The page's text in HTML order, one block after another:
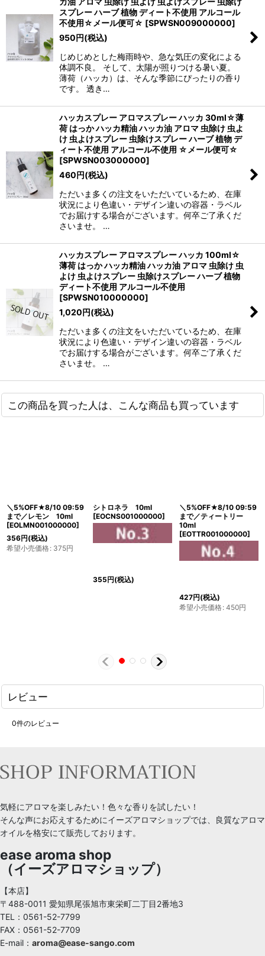
スプレー ハーブ 植物 ディート不使用 アルコール
不使用☆メール便可☆ [SPWSN009000000]
950円(税込)
じめじめとした梅雨時や、急な気圧の変化による
体調不良。 そして、太陽が照りつける暑い夏。
薄荷（ハッカ）は、そんな季節にぴったりの香り
です。 透き…
ハッカスプレー アロマスプレー ハッカ 30ml☆薄
荷 はっか ハッカ精油 ハッカ油 アロマ 虫除け 虫よ
け 虫よけスプレー 虫除けスプレー ハーブ 植物 デ
ィート不使用 アルコール不使用 ☆メール便可☆
[SPWSN003000000]
460円(税込)
ただいま多くの注文をいただいているため、在庫
状況により色違い・デザイン違いの容器・ラベル
でお届けする場合がございます。何卒ご了承くだ
さいませ。 …
ハッカスプレー アロマスプレー ハッカ 100ml☆
薄荷 はっか ハッカ精油 ハッカ油 アロマ 虫除け 虫
よけ 虫よけスプレー 虫除けスプレー ハーブ 植物
ディート不使用 アルコール不使用
[SPWSN010000000]
1,020円(税込)
ただいま多くの注文をいただいているため、在庫
状況により色違い・デザイン違いの容器・ラベル
でお届けする場合がございます。何卒ご了承くだ
さいませ。 …
この商品を買った人は、こんな商品も買っています
＼5%OFF★8/10 09:59
まで／レモン 10ml
[EOLMN001000000]
356円(税込)
希望小売価格: 375円
シトロネラ 10ml
[EOCNS001000000]
355円(税込)
＼5%OFF★8/10 09:59
まで／ティートリー
10ml
[EOTTR001000000]
427円(税込)
希望小売価格: 450円
レビュー
0件のレビュー
気軽にアロマを楽しみたい！色々な香りを試したい！
そんな声にお応えするためにイーズアロマショップでは、良質なアロマ
オイルを格安にて販売しております。
ease aroma shop
（イーズアロマショップ）
【本店】
〒488-0011 愛知県尾張旭市東栄町二丁目2番地3
TEL：0561-52-7799
FAX：0561-52-7709
E-mail： aroma@ease-sango.com